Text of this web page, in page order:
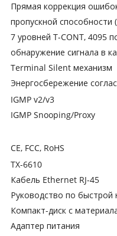
Прямая коррекция
пропускной способности
7 уровней T-CONT, 4095
обнаружение сигнала в
Terminal Silent механизм
Энергосбережение
IGMP v2/v3
IGMP Snooping/Proxy
CE, FCC, RoHS
TX-6610
Кабель Ethernet RJ-45
Руководство по быстрой
Компакт-диск с
Адаптер питания